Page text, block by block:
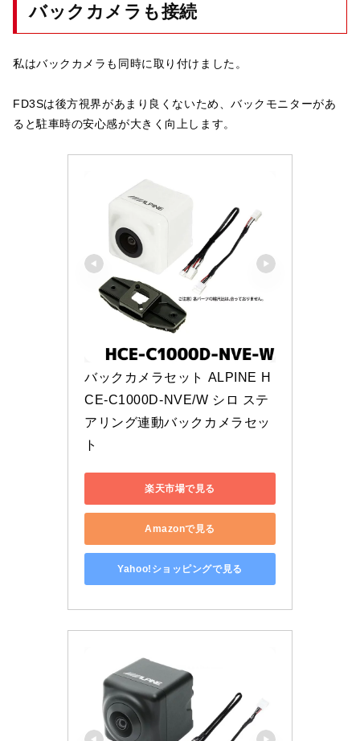
バックカメラも接続
私はバックカメラも同時に取り付けました。
FD3Sは後方視界があまり良くないため、バックモニターがあ
ると駐車時の安心感が大きく向上します。
バックカメラセット ALPINE H
CE-C1000D-NVE/W シロ ステ
アリング連動バックカメラセッ
ト
楽天市場で見る
Amazonで見る
Yahoo!ショッピングで見る